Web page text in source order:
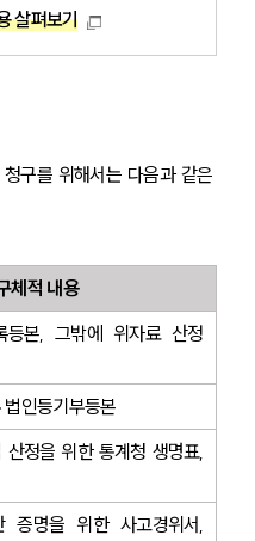
살펴보기
구를 위해서는 다음과 같은
체적 내용
등본, 그밖에 위자료 산정
인등기부등본
산정을 위한 통계청 생명표,
증명을 위한 사고경위서,